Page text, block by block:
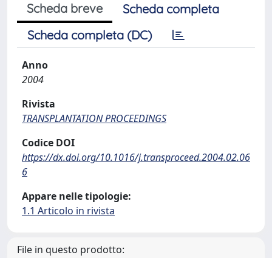
Scheda breve
Scheda completa
Scheda completa (DC)
Anno
2004
Rivista
TRANSPLANTATION PROCEEDINGS
Codice DOI
https://dx.doi.org/10.1016/j.transproceed.2004.02.06
6
Appare nelle tipologie:
1.1 Articolo in rivista
File in questo prodotto: